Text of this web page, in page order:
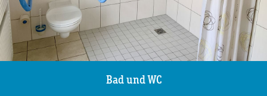
Bad und WC